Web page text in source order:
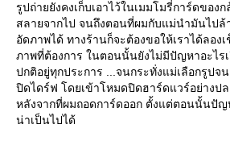
รูปถ่ายยังคงเก็บเอาไว้ในเมมโมรี่การ์ดของ
สลายจากไป จนถึงตอนที่ผมกับแม่นำมันไปล้
อัดภาพได้ ทางร้านก็จะต้องขอให้เราได้ลอง
ภาพที่ต้องการ ในตอนนั้นยังไม่มีปัญหาอะไร
ปกติอยู่ทุกประการ ...จนกระทั่งแม่เลือกรูปจ
ปิดไดร์ฟ โดยเข้าโหมดปิดฮาร์ดแวร์อย่างป
หลังจากที่ผมถอดการ์ดออก ตั้งแต่ตอนนั้นปัญ
น่าเป็นไปได้